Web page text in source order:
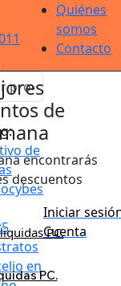
Quiénes
somos
Contacto
de
en
Iniciar
Cuenta
de
encontrarás
descuentos
PC.